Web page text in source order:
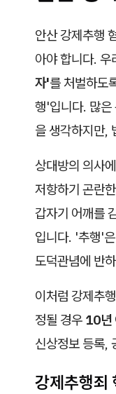
안산 강제추행
아야 합니다.
자'를 처벌하도
행'입니다. 많은
을 생각하지만,
상대방의 의사
저항하기 곤란
갑자기 어깨를
입니다. '추행'
도덕관념에 반
이처럼 강제추
정될 경우 10년
신상정보 등록,
강제추행죄